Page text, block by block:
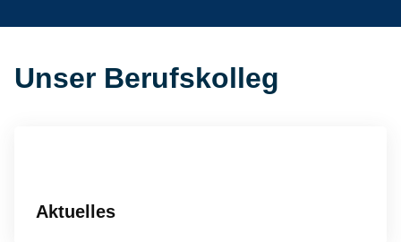
Unser Berufskolleg
Aktuelles